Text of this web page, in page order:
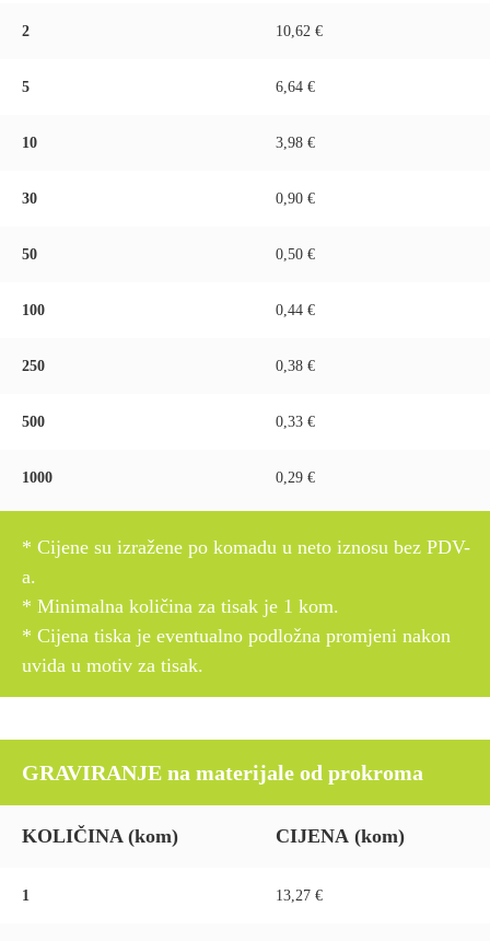
2 10,62 €
5 6,64 €
10 3,98 €
30 0,90 €
50 0,50 €
100 0,44 €
250 0,38 €
500 0,33 €
1000 0,29 €
* Cijene su izražene po komadu u neto iznosu bez PDV-
a.
* Minimalna količina za tisak je 1 kom.
* Cijena tiska je eventualno podložna promjeni nakon
uvida u motiv za tisak.
GRAVIRANJE na materijale od prokroma
KOLIČINA (kom) CIJENA (kom)
1 13,27 €